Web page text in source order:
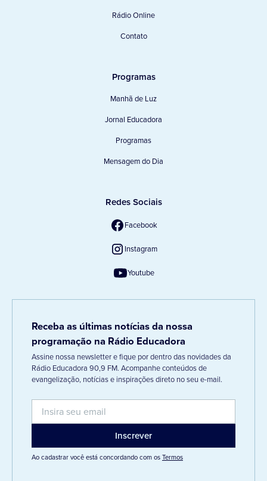
Rádio Online
Contato
Programas
Manhã de Luz
Jornal Educadora
Programas
Mensagem do Dia
Redes Sociais
Facebook
Instagram
Youtube
Receba as últimas notícias da nossa
programação na Rádio Educadora
Assine nossa newsletter e fique por dentro das novidades da
Rádio Educadora 90,9 FM. Acompanhe conteúdos de
evangelização, notícias e inspirações direto no seu e-mail.
Ao cadastrar você está concordando com osTermos